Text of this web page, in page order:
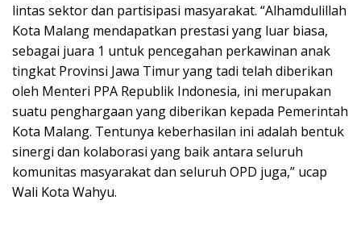
lintas sektor dan partisipasi masyarakat. “Alhamdulillah
Kota Malang mendapatkan prestasi yang luar biasa,
sebagai juara 1 untuk pencegahan perkawinan anak
tingkat Provinsi Jawa Timur yang tadi telah diberikan
oleh Menteri PPA Republik Indonesia, ini merupakan
suatu penghargaan yang diberikan kepada Pemerintah
Kota Malang. Tentunya keberhasilan ini adalah bentuk
sinergi dan kolaborasi yang baik antara seluruh
komunitas masyarakat dan seluruh OPD juga,” ucap
Wali Kota Wahyu.